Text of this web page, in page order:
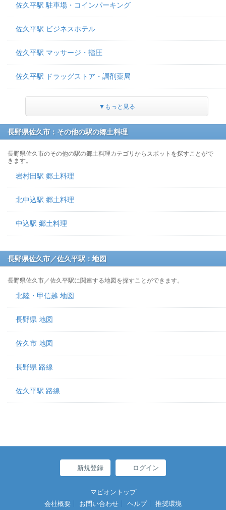
佐久平駅 駐車場・コインパーキング
佐久平駅 ビジネスホテル
佐久平駅 マッサージ・指圧
佐久平駅 ドラッグストア・調剤薬局
▼もっと見る
長野県佐久市：その他の駅の郷土料理
長野県佐久市のその他の駅の郷土料理カテゴリからスポットを探すことがで
きます。
岩村田駅 郷土料理
北中込駅 郷土料理
中込駅 郷土料理
長野県佐久市／佐久平駅：地図
長野県佐久市／佐久平駅に関連する地図を探すことができます。
北陸・甲信越 地図
長野県 地図
佐久市 地図
長野県 路線
佐久平駅 路線
新規登録 ログイン
マピオントップ
会社概要
お問い合わせ ヘルプ 推奨環境